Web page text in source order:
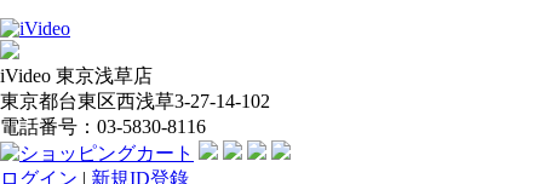
iVideo 東京浅草店
東京都台東区西浅草3-27-14-102
電話番号：03-5830-8116
ログイン | 新規ID登錄